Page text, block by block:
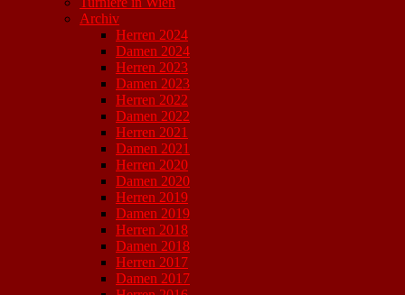
Archiv
Herren 2024
Damen 2024
Herren 2023
Damen 2023
Herren 2022
Damen 2022
Herren 2021
Damen 2021
Herren 2020
Damen 2020
Herren 2019
Damen 2019
Herren 2018
Damen 2018
Herren 2017
Damen 2017